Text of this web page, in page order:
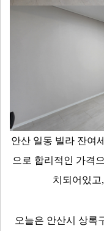
안산 일동 빌라 잔여
으로 합리적인 가격
치되어있
오늘은 안산시 상록